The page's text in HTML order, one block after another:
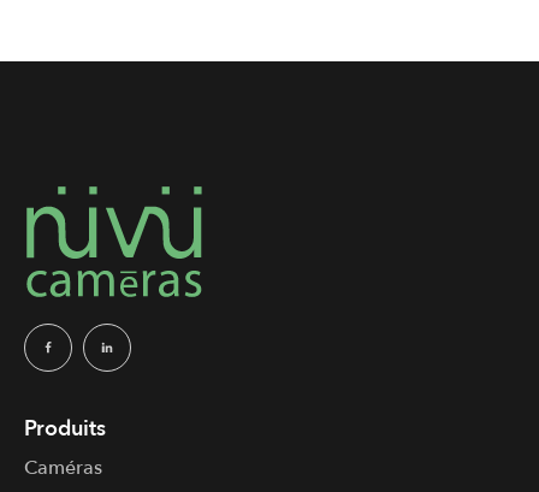
Produits
Caméras